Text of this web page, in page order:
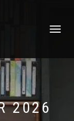
DÉPLIER
2026